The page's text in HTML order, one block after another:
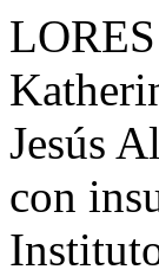
Jesús
con